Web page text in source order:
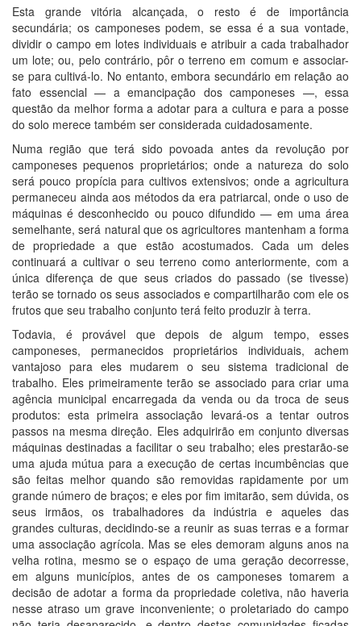
Esta grande vitória alcançada, o resto é de importância
secundária; os camponeses podem, se essa é a sua vontade,
dividir o campo em lotes individuais e atribuir a cada trabalhador
um lote; ou, pelo contrário, pôr o terreno em comum e associar-
se para cultivá-lo. No entanto, embora secundário em relação ao
fato essencial — a emancipação dos camponeses —, essa
questão da melhor forma a adotar para a cultura e para a posse
do solo merece também ser considerada cuidadosamente.
Numa região que terá sido povoada antes da revolução por
camponeses pequenos proprietários; onde a natureza do solo
será pouco propícia para cultivos extensivos; onde a agricultura
permaneceu ainda aos métodos da era patriarcal, onde o uso de
máquinas é desconhecido ou pouco difundido — em uma área
semelhante, será natural que os agricultores mantenham a forma
de propriedade a que estão acostumados. Cada um deles
continuará a cultivar o seu terreno como anteriormente, com a
única diferença de que seus criados do passado (se tivesse)
terão se tornado os seus associados e compartilharão com ele os
frutos que seu trabalho conjunto terá feito produzir à terra.
Todavia, é provável que depois de algum tempo, esses
camponeses, permanecidos proprietários individuais, achem
vantajoso para eles mudarem o seu sistema tradicional de
trabalho. Eles primeiramente terão se associado para criar uma
agência municipal encarregada da venda ou da troca de seus
produtos: esta primeira associação levará-os a tentar outros
passos na mesma direção. Eles adquirirão em conjunto diversas
máquinas destinadas a facilitar o seu trabalho; eles prestarão-se
uma ajuda mútua para a execução de certas incumbências que
são feitas melhor quando são removidas rapidamente por um
grande número de braços; e eles por fim imitarão, sem dúvida, os
seus irmãos, os trabalhadores da indústria e aqueles das
grandes culturas, decidindo-se a reunir as suas terras e a formar
uma associação agrícola. Mas se eles demoram alguns anos na
velha rotina, mesmo se o espaço de uma geração decorresse,
em alguns municípios, antes de os camponeses tomarem a
decisão de adotar a forma da propriedade coletiva, não haveria
nesse atraso um grave inconveniente; o proletariado do campo